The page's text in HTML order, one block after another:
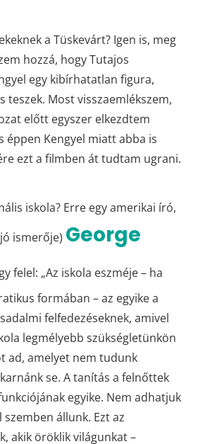
a Tüskevárt? Igen is, meg
hozzá, hogy Tutajos
egy kibírhatatlan figura,
teszek. Most visszaemlékszem,
előtt egyszer elkezdtem
éppen Kengyel miatt abba is
ezt a filmben át tudtam ugrani.
iskola? Erre egy amerikai író,
ismerője) George
felel: „Az iskola eszméje – ha
formában – az egyike a
felfedezéseknek, amivel
legmélyebb szükségletünkön
ad, amelyet nem tudunk
se. A tanítás a felnőttek
egyike. Nem adhatjuk
szemben állunk. Ezt az
akik öröklik világunkat –